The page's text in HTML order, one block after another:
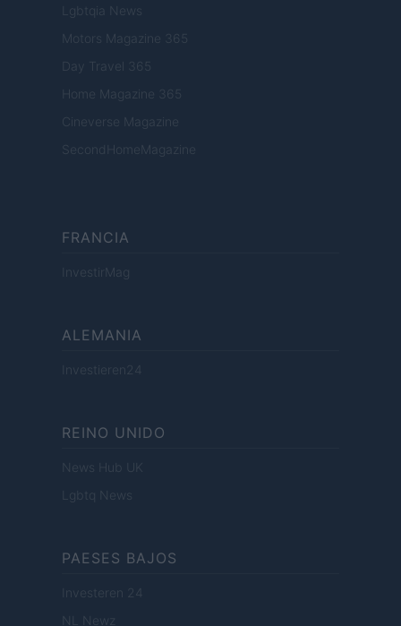
Lgbtqia News
Motors Magazine 365
Day Travel 365
Home Magazine 365
Cineverse Magazine
SecondHomeMagazine
FRANCIA
InvestirMag
ALEMANIA
Investieren24
REINO UNIDO
News Hub UK
Lgbtq News
PAESES BAJOS
Investeren 24
NL Newz